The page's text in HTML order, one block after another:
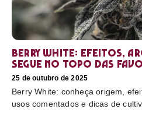
Berry White: efeitos,
segue no topo das
25 de outubro de 2025
Berry White: conheça origem,
usos comentados e dicas de